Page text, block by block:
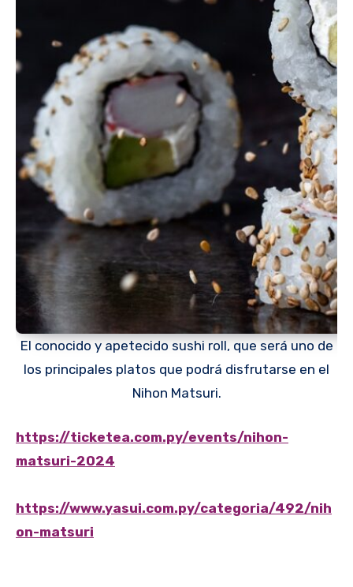
El conocido y apetecido sushi roll, que será uno de
los principales platos que podrá disfrutarse en el
Nihon Matsuri.
https://ticketea.com.py/events/nihon-
matsuri-2024
https://www.yasui.com.py/categoria/492/nih
on-matsuri